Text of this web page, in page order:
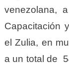
venezolana,
Capacitación
el Zulia, en
a un total de